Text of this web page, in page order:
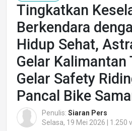
Tingkatkan
Berkendara
Hidup Sehat,
Gelar Kalimantan
Gelar Safety
Pancal Bike
Penulis: Siaran Pers
Selasa, 19 Mei 2026 | 1.250